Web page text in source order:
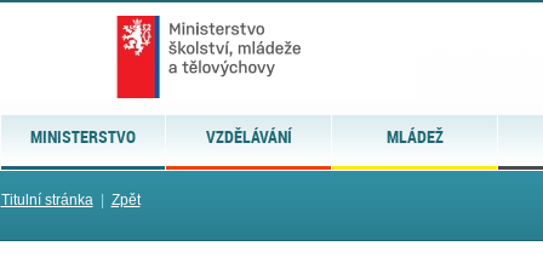
MINISTERSTVO VZDĚLÁVÁNÍ MLÁDEŽ
Titulní stránka| Zpět